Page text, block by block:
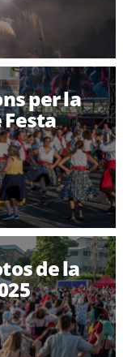
per la
Festa
de la